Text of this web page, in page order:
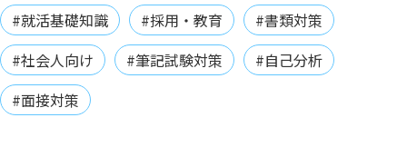
#就活基礎知識
#採用・教育
#書類対策
#社会人向け
#筆記試験対策
#自己分析
#面接対策